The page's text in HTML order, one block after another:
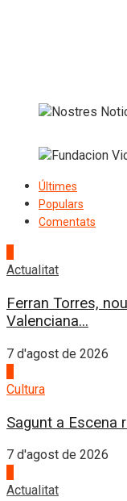
Últimes
Populars
Comentats
Actualitat
Ferran Torres,
Valenciana...
7 d'agost de 2026
Cultura
Sagunt a Escena
7 d'agost de 2026
Actualitat